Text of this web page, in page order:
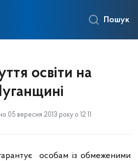
Пошук
освіти на
05 вересня 2013 року о 12:11
особам із обмеженими